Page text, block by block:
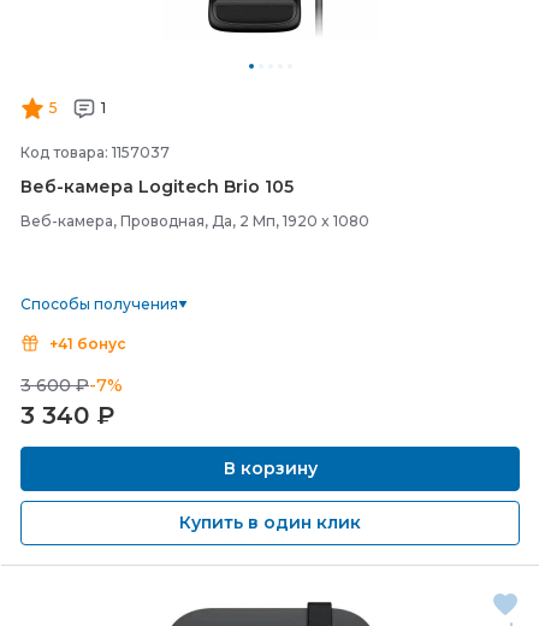
5 1
Код товара: 1157037
Веб-камера Logitech Brio 105
Веб-камера, Проводная, Да, 2 Мп, 1920 x 1080
Способы получения
+41 бонус
3 600 ₽-7%
3 340 ₽
В корзину
Купить в один клик